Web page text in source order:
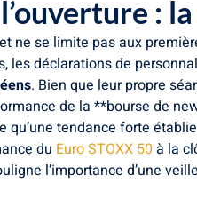
:
ne se limite pas aux
les déclarations de
. Bien que leur propre
de la **bourse de
tendance forte
du Euro STOXX 50 à la
l’importance d’une